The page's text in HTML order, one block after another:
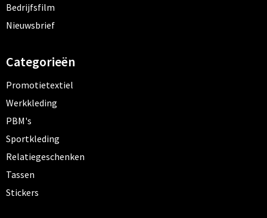
Bedrijfsfilm
Nieuwsbrief
Categorieën
Promotietextiel
Werkkleding
PBM's
Sportkleding
Relatiegeschenken
Tassen
Stickers